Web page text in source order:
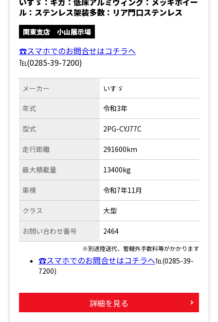
ル：ステンレス架装多数：リア門口ステンレス
関東支店 小山展示場
☎スマホでのお問合せはコチラへ
℡(0285-39-7200)
メーカー
年式
型式
走行距離
いすゞ
令和3年
2PG-CYJ77C
291600km
最大積載量
車検
クラス
お問い合わせ番号
13400kg
令和7年11月
大型
2464
※別途陸送代、管轄外手数料等がかかります
☎スマホでのお問合せはコチラへ℡(0285-39-
7200)
詳細を見る